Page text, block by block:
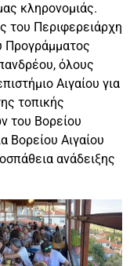
κληρονομιάς.
του Περιφερειάρχη
Προγράμματος
όλους
Αιγαίου για
τοπικής
του Βορείου
Βορείου Αιγαίου
ανάδειξης